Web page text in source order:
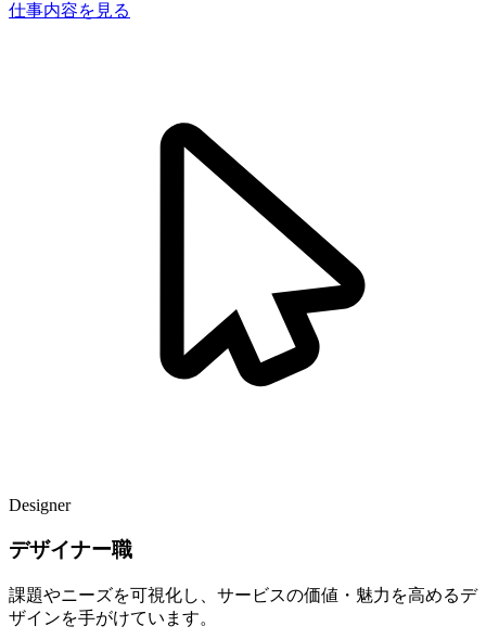
仕事内容を見る
Designer
デザイナー職
課題やニーズを可視化し、サービスの価値・魅力を高めるデ
ザインを手がけています。